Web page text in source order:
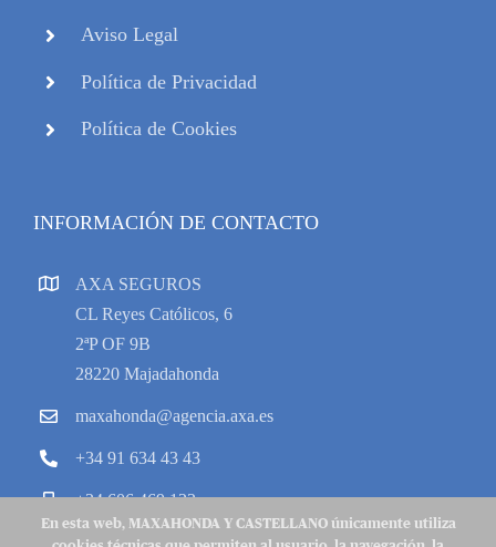
Aviso Legal
Política de Privacidad
Política de Cookies
INFORMACIÓN DE CONTACTO
AXA SEGUROS
CL Reyes Católicos, 6
2ªP OF 9B
28220 Majadahonda
maxahonda@agencia.axa.es
+34 91 634 43 43
+34 606 469 133
En esta web, MAXAHONDA Y CASTELLANO únicamente utiliza